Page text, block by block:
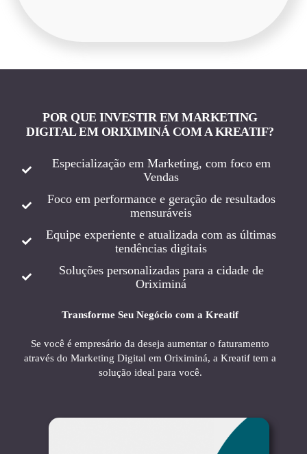
POR QUE INVESTIR EM MARKETING
DIGITAL EM ORIXIMINÁ COM A KREATIF?
Especialização em Marketing, com foco em
Vendas
Foco em performance e geração de resultados
mensuráveis
Equipe experiente e atualizada com as últimas
tendências digitais
Soluções personalizadas para a cidade de
Oriximiná
Transforme Seu Negócio com a Kreatif
Se você é empresário da deseja aumentar o faturamento
através do Marketing Digital em Oriximiná, a Kreatif tem a
solução ideal para você.